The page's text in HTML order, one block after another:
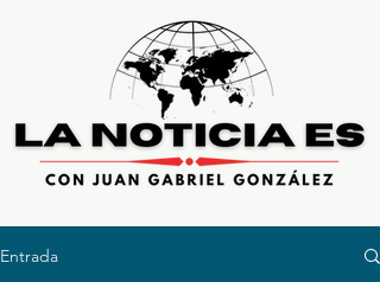
Entrada